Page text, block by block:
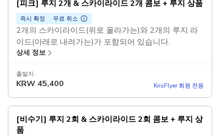
[피크] 루지 2개 & 스카이라이드 2개 콤보 + 루지 상품
즉시 확정 무료 취소
2개의 스카이라이드(위로 올라가는)와 2개의 루지 라
이드(아래로 내려가는)가 포함되어 있습니다.
1 루지 상품 - 5달러 이상 가치 (때때로 변경되거나 대
1인만 이용 가능하며, 여러 투숙객과 함께 이용할 수 없
습니다.
비수요시간은 오후 3시 이전이고, 혼잡시간은 오후 4
상세 정보
출발지:
KRW 45,400 KrisFlyer 회원 전용
[비수기] 루지 2회 & 스카이라이드 2회 콤보 + 루지 상
품